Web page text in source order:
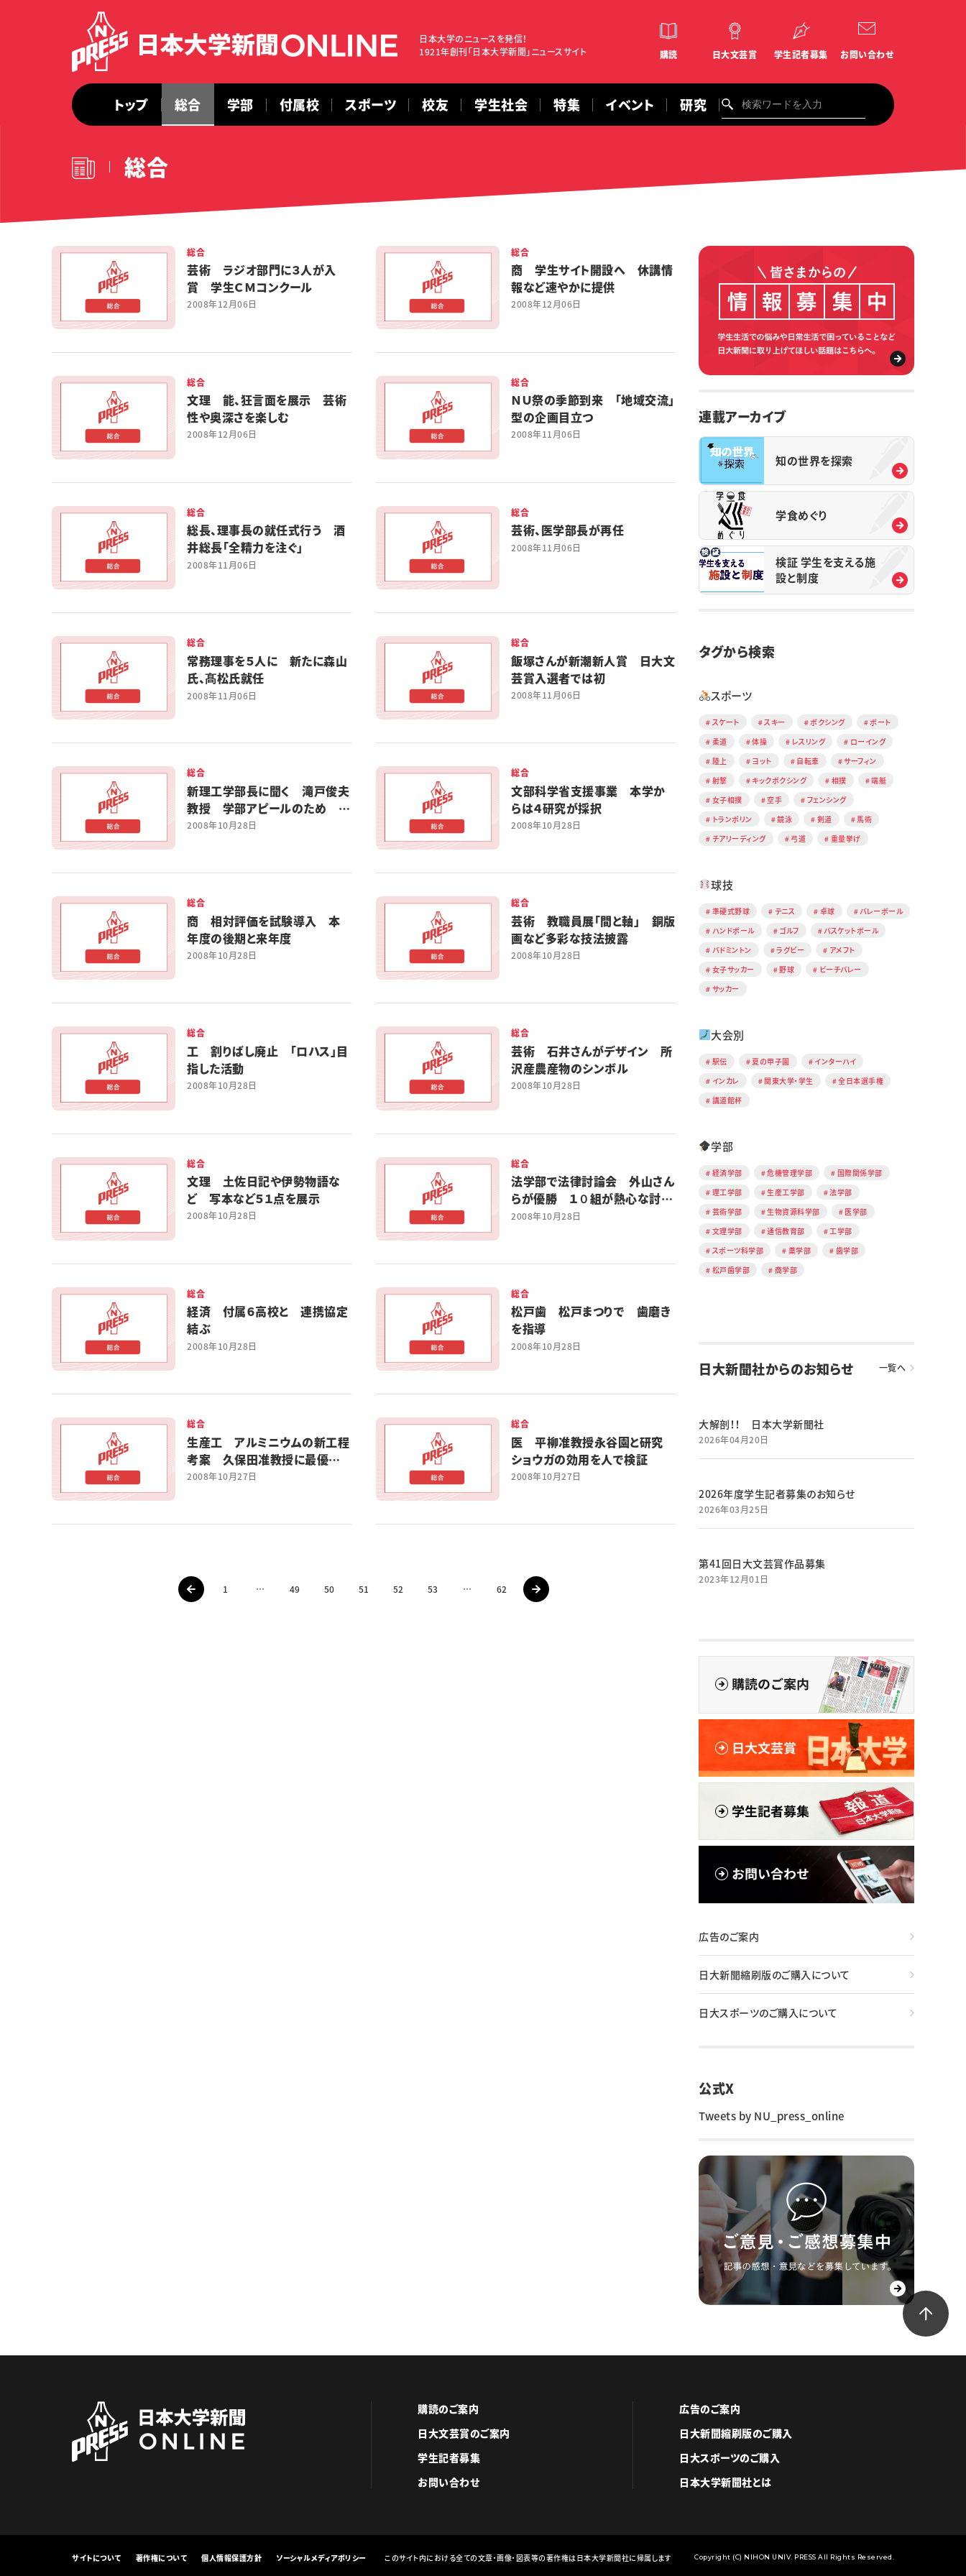
日本大学のニュースを発信！
1921年創刊「日本大学新聞」ニュースサイト
購読 日大文芸賞 学生記者募集 お問い合わせ
トップ 総合 学部 付属校 スポーツ 校友 学生社会 特集 イベント 研究
総合
総合
芸術 ラジオ部門に３人が入
賞 学生ＣＭコンクール
2008年12月06日
総合
商 学生サイト開設へ 休講情
報など速やかに提供
2008年12月06日
総合
文理 能、狂言面を展示 芸術
性や奥深さを楽しむ
2008年12月06日
総合
ＮＵ祭の季節到来 「地域交流」
型の企画目立つ
2008年11月06日
総合
総長、理事長の就任式行う 酒
井総長「全精力を注ぐ」
2008年11月06日
総合
芸術、医学部長が再任
2008年11月06日
総合
常務理事を５人に 新たに森山
氏、髙松氏就任
2008年11月06日
総合
飯塚さんが新潮新人賞 日大文
芸賞入選者では初
2008年11月06日
総合
新理工学部長に聞く 滝戸俊夫
教授 学部アピールのため 学
部改革を始動
2008年10月28日
総合
文部科学省支援事業 本学か
らは４研究が採択
2008年10月28日
総合
商 相対評価を試験導入 本
年度の後期と来年度
2008年10月28日
総合
芸術 教職員展「間と軸」 銅版
画など多彩な技法披露
2008年10月28日
総合
工 割りばし廃止 「ロハス」目
指した活動
2008年10月28日
総合
芸術 石井さんがデザイン 所
沢産農産物のシンボル
2008年10月28日
総合
文理 土佐日記や伊勢物語な
ど 写本など５１点を展示
2008年10月28日
総合
法学部で法律討論会 外山さん
らが優勝 １０組が熱心な討論
する
2008年10月28日
総合
経済 付属６高校と 連携協定
結ぶ
2008年10月28日
総合
松戸歯 松戸まつりで 歯磨き
を指導
2008年10月28日
総合
生産工 アルミニウムの新工程
考案 久保田准教授に最優秀
賞
2008年10月27日
総合
医 平柳准教授永谷園と研究
ショウガの効用を人で検証
2008年10月27日
1 … 49 50 51 52 53 … 62
連載アーカイブ
知の世界を探索
学食めぐり
検証 学生を支える施
設と制度
タグから検索
スポーツ
スケート スキー ボクシング
ボート
柔道
体操 レスリング
ローイング
陸上
ヨット 自転車
サーフィン
射撃
キックボクシング 相撲
端艇
女子相撲
空手
フェンシング
トランポリン
競泳 剣道
馬術
チアリーディング
弓道 重量挙げ
球技
準硬式野球 テニス 卓球
バレーボール
ハンドボール
ゴルフ
バスケットボール
バドミントン
ラグビー
アメフト
女子サッカー
野球
ビーチバレー
サッカー
大会別
駅伝 夏の甲子園
インターハイ
インカレ
関東大学・学生
全日本選手権
講道館杯
学部
経済学部 危機管理学部
国際関係学部
理工学部
生産工学部
法学部
芸術学部
生物資源科学部
医学部
文理学部
通信教育部
工学部
スポーツ科学部
薬学部
歯学部
松戸歯学部
商学部
日大新聞社からのお知らせ 一覧へ
大解剖！！ 日本大学新聞社
2026年04月20日
2026年度学生記者募集のお知らせ
2026年03月25日
第41回日大文芸賞作品募集
2023年12月01日
広告のご案内
日大新聞縮刷版のご購入について
日大スポーツのご購入について
公式X
Tweets by NU_press_online
購読のご案内
日大文芸賞のご案内
学生記者募集
お問い合わせ
広告のご案内
日大新聞縮刷版のご購入
日大スポーツのご購入
日本大学新聞社とは
サイトについて 著作権について 個人情報保護方針 ソーシャルメディアポリシー このサイト内における全ての文章・画像・図表等の著作権は日本大学新聞社に帰属します Copyright (C) NIHON UNIV. PRESS All Rights Reserved.